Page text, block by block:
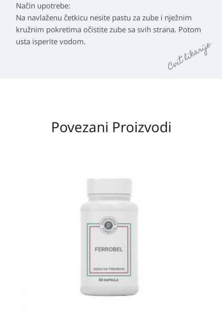
Način upotrebe:
Na navlaženu četkicu nesite pastu za zube i nježnim
kružnim pokretima očistite zube sa svih strana. Potom
usta isperite vodom.
Povezani Proizvodi